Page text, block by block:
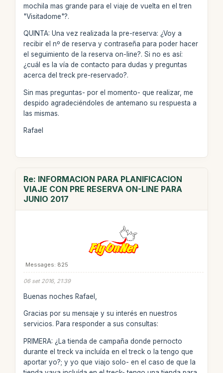
mochila mas grande para el viaje de vuelta en el tren
"Visitadome"?.
QUINTA: Una vez realizada la pre-reserva: ¿Voy a
recibir el nº de reserva y contraseña para poder hacer
el seguimiento de la reserva on-line?. Si no es así:
¿cuál es la vía de contacto para dudas y preguntas
acerca del treck pre-reservado?.
Sin mas preguntas- por el momento- que realizar, me
despido agradeciéndoles de antemano su respuesta a
las mismas.
Rafael
Re: INFORMACION PARA PLANIFICACION
VIAJE CON PRE RESERVA ON-LINE PARA
JUNIO 2017
Messages: 825
06 set 2016, 21:39
Buenas noches Rafael,
Gracias por su mensaje y su interés en nuestros
servicios. Para responder a sus consultas:
PRIMERA: ¿La tienda de campaña donde pernocto
durante el treck va incluída en el treck o la tengo que
aportar yo?; y yo que viajo solo- en el caso de que la